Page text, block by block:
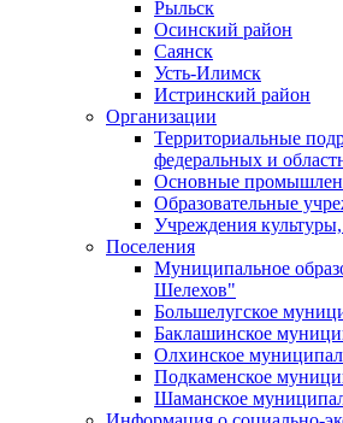
Рыльск
Осинский район
Саянск
Усть-Илимск
Истринский район
Организации
Территориальные
федеральных и
Основные
Образовательные
Учреждения культуры,
Поселения
Муниципальное
Шелехов"
Большелугское
Баклашинское
Олхинское
Подкаменское
Шаманское